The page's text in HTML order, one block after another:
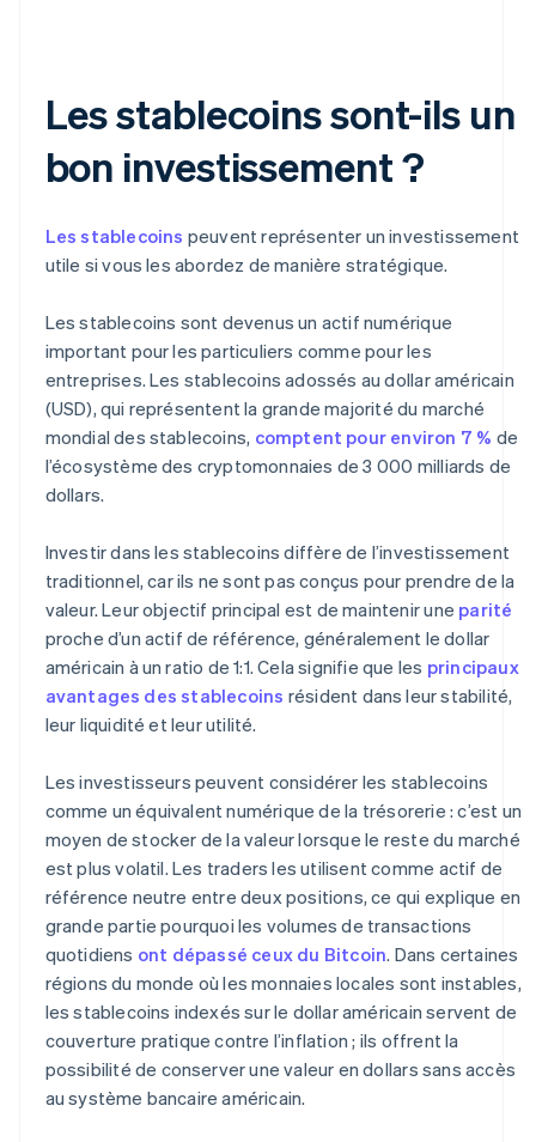
Les stablecoins sont-ils un
bon investissement ?
Les stablecoins peuvent représenter un investissement
utile si vous les abordez de manière stratégique.
Les stablecoins sont devenus un actif numérique
important pour les particuliers comme pour les
entreprises. Les stablecoins adossés au dollar américain
(USD), qui représentent la grande majorité du marché
mondial des stablecoins, comptent pour environ 7 % de
l’écosystème des cryptomonnaies de 3 000 milliards de
dollars.
Investir dans les stablecoins diffère de l’investissement
traditionnel, car ils ne sont pas conçus pour prendre de la
valeur. Leur objectif principal est de maintenir une parité
proche d’un actif de référence, généralement le dollar
américain à un ratio de 1:1. Cela signifie que les principaux
avantages des stablecoins résident dans leur stabilité,
leur liquidité et leur utilité.
Les investisseurs peuvent considérer les stablecoins
comme un équivalent numérique de la trésorerie : c’est un
moyen de stocker de la valeur lorsque le reste du marché
est plus volatil. Les traders les utilisent comme actif de
référence neutre entre deux positions, ce qui explique en
grande partie pourquoi les volumes de transactions
quotidiens ont dépassé ceux du Bitcoin. Dans certaines
régions du monde où les monnaies locales sont instables,
les stablecoins indexés sur le dollar américain servent de
couverture pratique contre l’inflation ; ils offrent la
possibilité de conserver une valeur en dollars sans accès
au système bancaire américain.